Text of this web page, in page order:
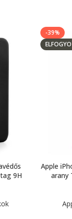
9H
-39%
Apple
arany